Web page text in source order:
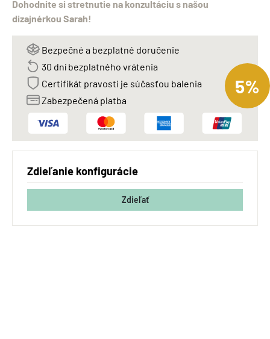
Dohodnite si stretnutie na konzultáciu s našou
dizajnérkou Sarah!
Bezpečné a bezplatné doručenie
30 dní bezplatného vrátenia
Certifikát pravosti je súčasťou balenia
Zabezpečená platba
Zdieľanie konfigurácie
Zdieľať
5%